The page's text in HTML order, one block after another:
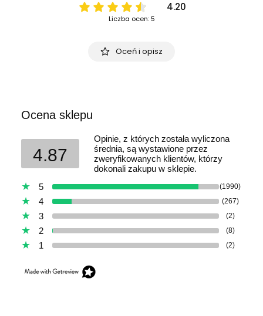
4.20
Liczba ocen: 5
Oceń i opisz
Ocena sklepu
4.87
Opinie, z których została wyliczona
średnia, są wystawione przez
zweryfikowanych klientów, którzy
dokonali zakupu w sklepie.
5
(1990)
4 (267)
3 (2)
2 (8)
1 (2)